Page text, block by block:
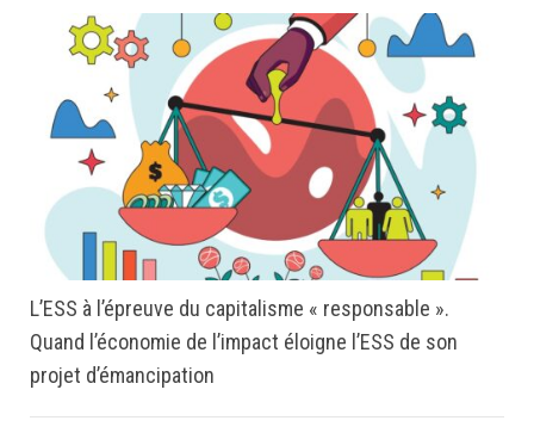
L’ESS à l’épreuve du capitalisme « responsable ».
Quand l’économie de l’impact éloigne l’ESS de son
projet d’émancipation